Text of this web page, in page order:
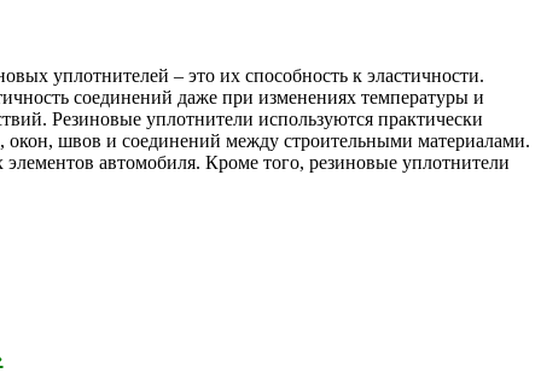
уплотнителей – это их способность к эластичности.
соединений даже при изменениях температуры и
Резиновые уплотнители используются практически
окон, швов и соединений между строительными материалами.
автомобиля. Кроме того, резиновые уплотнители